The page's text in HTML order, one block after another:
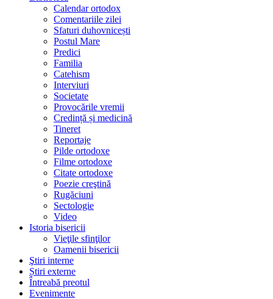
Calendar ortodox
Comentariile zilei
Sfaturi duhovnicești
Postul Mare
Predici
Familia
Catehism
Interviuri
Societate
Provocările vremii
Credință și medicină
Tineret
Reportaje
Pilde ortodoxe
Filme ortodoxe
Citate ortodoxe
Poezie creştină
Rugăciuni
Sectologie
Video
Istoria bisericii
Vieţile sfinţilor
Oamenii bisericii
Ştiri interne
Știri externe
Întreabă preotul
Evenimente